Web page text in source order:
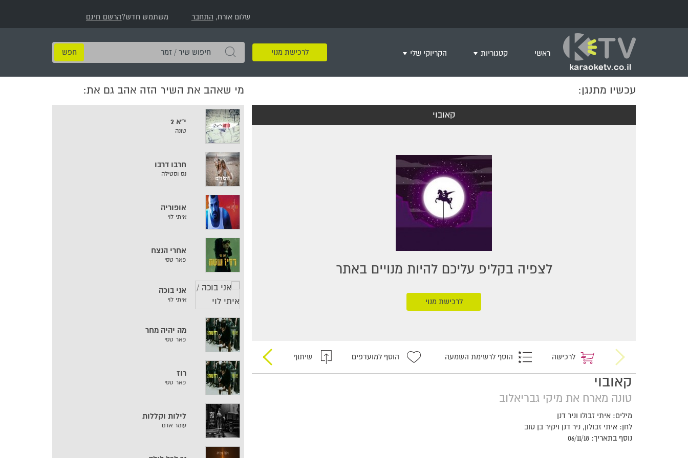
שלום אורח, התחבר משתמש חדש?הרשם חינם
ראשי קטגוריות
שירי רוק/פופ
היפ הופ
English songs
שירי ארץ ישראל
שירי אירוויזיון
מסיבת רווקות
שירי ילדים
שירי קטנטנים
הקריוקי שלי
+ צור רשימת השמעה חדשה
לרכישת מנוי
חיפוש
שיר
/
זמר
עכשיו מתנגן:
קאובוי
לצפיה בקליפ עליכם להיות מנויים באתר
לרכישת מנוי
לרכישה הוסף לרשימת השמעה הוסף למועדפים שיתוף
קאובוי
טונה מארח את מיקי גבריאלוב
מילים: איתי זבולו וניר דנן
לחן: איתי זבולון, ניר דנן ויקיר בן טוב
נוסף בתאריך: 06/11/18
מי שאהב את השיר הזה אהב גם את:
י"א 2
טונה
חרבו דרבו
נס וסטילה
אופוריה
איתי לוי
אחרי הנצח
פאר טסי
אני בוכה
איתי לוי
מה יהיה מחר
פאר טסי
רוז
פאר טסי
לילות וקללות
עומר אדם